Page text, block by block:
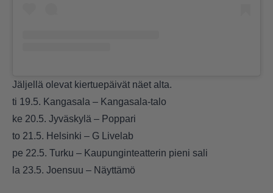
Jäljellä olevat kiertuepäivät näet alta.
ti 19.5. Kangasala – Kangasala-talo
ke 20.5. Jyväskylä – Poppari
to 21.5. Helsinki – G Livelab
pe 22.5. Turku – Kaupunginteatterin pieni sali
la 23.5. Joensuu – Näyttämö